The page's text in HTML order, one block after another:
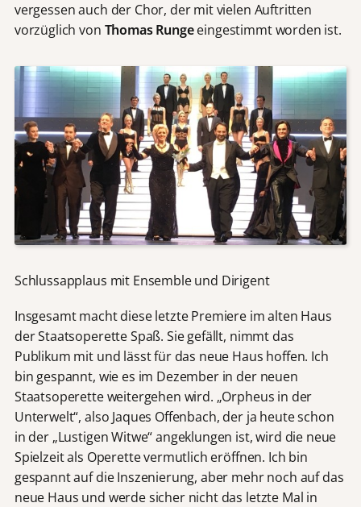
vergessen auch der Chor, der mit vielen Auftritten
vorzüglich von Thomas Rungeeingestimmt worden ist.
Schlussapplaus mit Ensemble und Dirigent
Insgesamt macht diese letzte Premiere im alten Haus
der Staatsoperette Spaß. Sie gefällt, nimmt das
Publikum mit und lässt für das neue Haus hoffen. Ich
bin gespannt, wie es im Dezember in der neuen
Staatsoperette weitergehen wird. „Orpheus in der
Unterwelt“, also Jaques Offenbach, der ja heute schon
in der „Lustigen Witwe“ angeklungen ist, wird die neue
Spielzeit als Operette vermutlich eröffnen. Ich bin
gespannt auf die Inszenierung, aber mehr noch auf das
neue Haus und werde sicher nicht das letzte Mal in